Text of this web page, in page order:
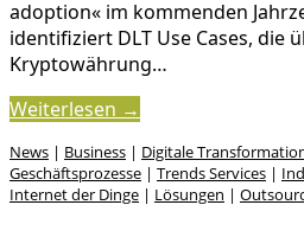
adoption« im kommenden
identifiziert DLT Use Cases, die
Kryptowährung…
Weiterlesen →
News | Business | Digitale
Geschäftsprozesse | Trends Services |
Internet der Dinge | Lösungen |